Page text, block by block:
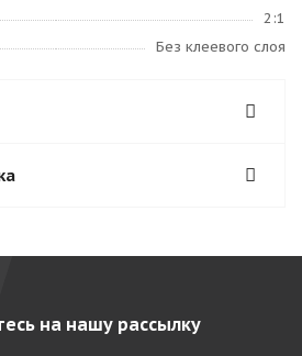
2:1
Без клеевого слоя
на нашу рассылку